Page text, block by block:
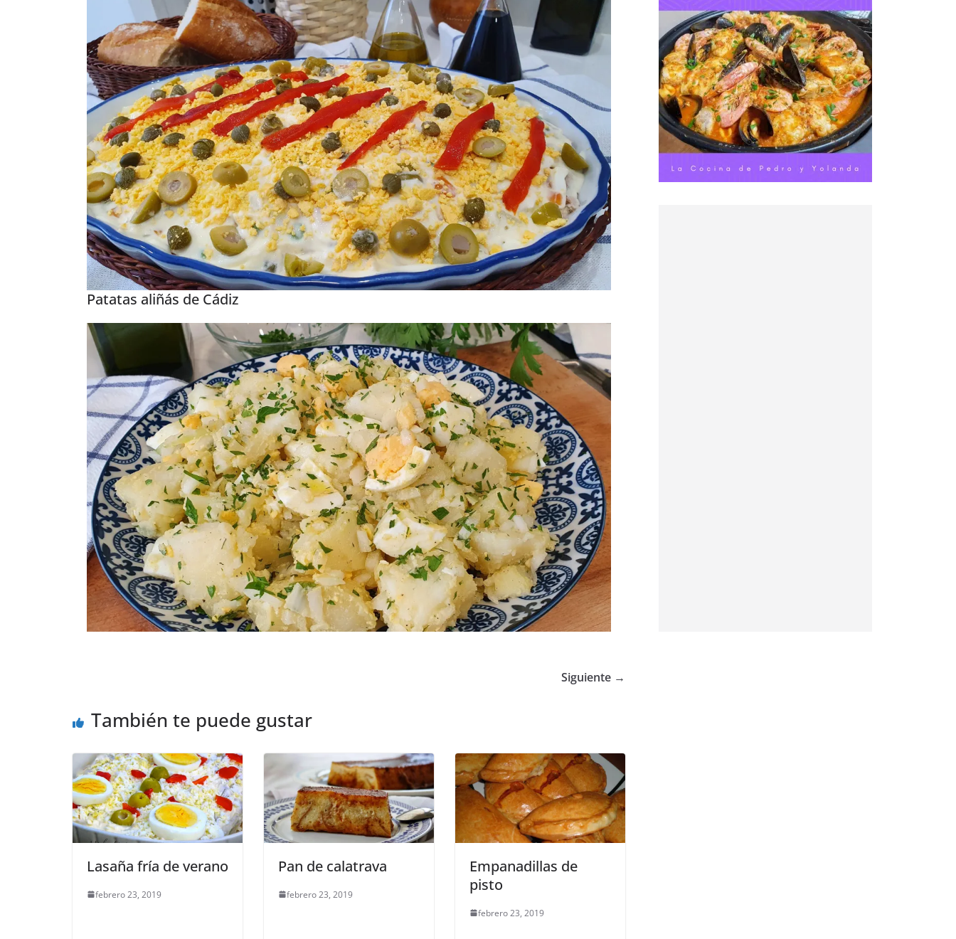
Patatas aliñás de Cádiz
Siguiente →
También te puede gustar
Lasaña fría de verano
febrero 23, 2019
Pan de calatrava
febrero 23, 2019
Empanadillas de
pisto
febrero 23, 2019